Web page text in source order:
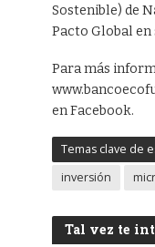
Sostenible) de
Pacto Global en
Para más
en Facebook.
Temas clave de
inversión
Tal vez te